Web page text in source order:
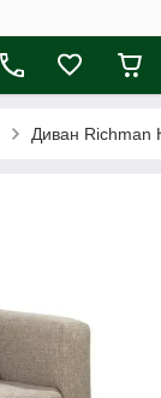
Диван Richman